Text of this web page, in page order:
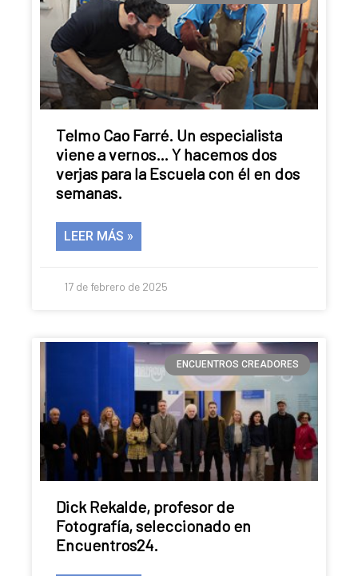
Telmo Cao Farré. Un especialista
viene a vernos… Y hacemos dos
verjas para la Escuela con él en dos
semanas.
LEER MÁS »
17 de febrero de 2025
ENCUENTROS CREADORES
Dick Rekalde, profesor de
Fotografía, seleccionado en
Encuentros24.